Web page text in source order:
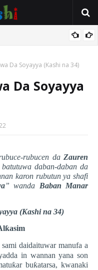
Da Soyayya (Kashi na 34)
Da Soyayya
rubucen da Zauren
daban-daban da
karon rubutun ya shafi
” wanda Baban Manar
(Kashi na 34)
ƙasim
daidaituwar manufa a
in wannan yana son
ƙar buƙatarsa, kwanaki